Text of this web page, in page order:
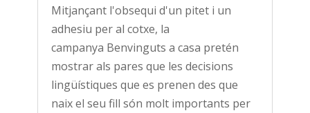
Mitjançant l'obsequi d'un pitet i un
adhesiu per al cotxe, la
campanya Benvinguts a casa pretén
mostrar als pares que les decisions
lingüístiques que es prenen des que
naix el seu fill són molt importants per